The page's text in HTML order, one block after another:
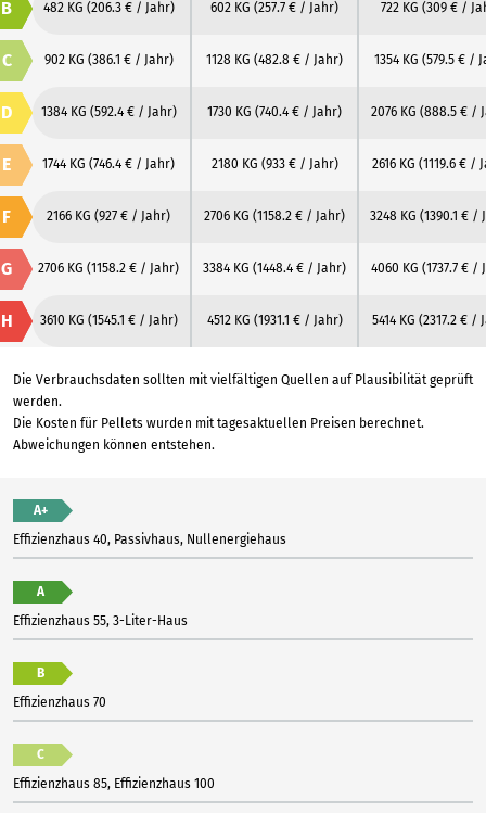
B 482 KG (206.3 € / Jahr) 602 KG (257.7 € / Jahr) 722 KG (309 € /
C 902 KG (386.1 € / Jahr) 1128 KG (482.8 € / Jahr) 1354 KG (579.5 € /
D 1384 KG (592.4 € / Jahr) 1730 KG (740.4 € / Jahr) 2076 KG (888.5 € /
E 1744 KG (746.4 € / Jahr) 2180 KG (933 € / Jahr) 2616 KG (1119.6 € /
F 2166 KG (927 € / Jahr) 2706 KG (1158.2 € / Jahr) 3248 KG (1390.1 € /
G 2706 KG (1158.2 € / Jahr) 3384 KG (1448.4 € / Jahr) 4060 KG (1737.7 € /
H 3610 KG (1545.1 € / Jahr) 4512 KG (1931.1 € / Jahr) 5414 KG (2317.2 € /
Die Verbrauchsdaten sollten mit vielfältigen Quellen auf Plausibilität geprüft
werden.
Die Kosten für Pellets wurden mit tagesaktuellen Preisen berechnet.
Abweichungen können entstehen.
A+
Effizienzhaus 40, Passivhaus, Nullenergiehaus
A
Effizienzhaus 55, 3-Liter-Haus
B
Effizienzhaus 70
C
Effizienzhaus 85, Effizienzhaus 100